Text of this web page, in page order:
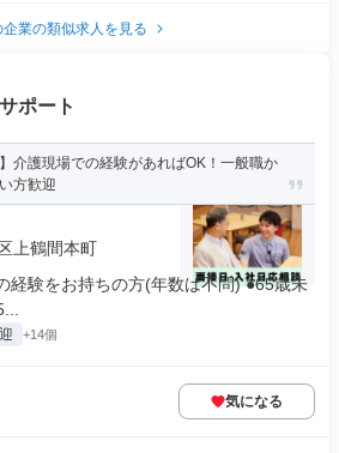
企業の類似求人を見る
ポート
介護現場での経験があればOK！一般職か
方歓迎
上鶴間本町
経験をお持ちの方(年数は不問) ●65歳未
+14個
気になる